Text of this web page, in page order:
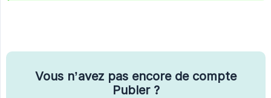
Vous n’avez pas encore de compte
Publer ?